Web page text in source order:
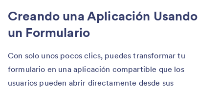
Creando una Aplicación Usando
un Formulario
Con solo unos pocos clics, puedes transformar tu
formulario en una aplicación compartible que los
usuarios pueden abrir directamente desde sus